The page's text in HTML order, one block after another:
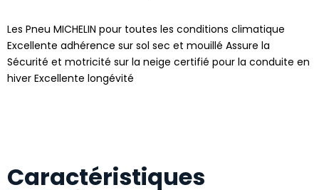
Les Pneu MICHELIN pour toutes les conditions climatique
Excellente adhérence sur sol sec et mouillé Assure la
Sécurité et motricité sur la neige certifié pour la conduite en
hiver Excellente longévité
Caractéristiques